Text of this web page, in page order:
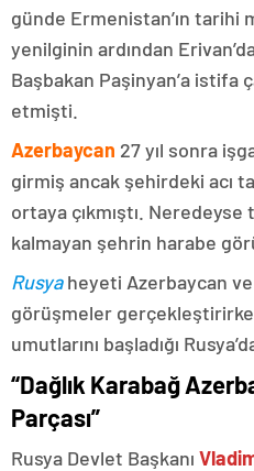
günde Ermenistan’ın
yenilginin ardından
Başbakan Paşinyan’a istifa
etmişti.
Azerbaycan 27 yıl sonra
girmiş ancak şehirdeki acı
ortaya çıkmıştı.
kalmayan şehrin harabe
Rusyaheyeti Azerbaycan
görüşmeler
umutlarını başladığı
“Dağlık Karabağ
Parçası”
Rusya Devlet Başkanı